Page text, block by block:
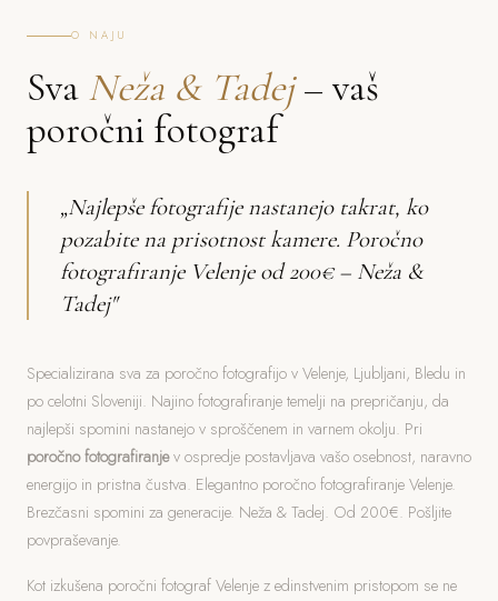
O NAJU
Sva Neža & Tadej– vaš
poročni fotograf
„Najlepše fotografije nastanejo takrat, ko
pozabite na prisotnost kamere. Poročno
fotografiranje Velenje od 200€ – Neža &
Tadej"
Specializirana sva za poročno fotografijo v Velenje, Ljubljani, Bledu in
po celotni Sloveniji. Najino fotografiranje temelji na prepričanju, da
najlepši spomini nastanejo v sproščenem in varnem okolju. Pri
poročno fotografiranjev ospredje postavljava vašo osebnost, naravno
energijo in pristna čustva. Elegantno poročno fotografiranje Velenje.
Brezčasni spomini za generacije. Neža & Tadej. Od 200€. Pošljite
povpraševanje.
Kot izkušena poročni fotograf Velenje z edinstvenim pristopom se ne